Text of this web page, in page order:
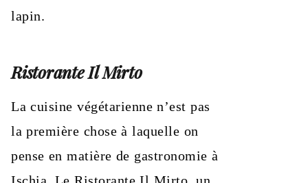
lapin.
Ristorante Il Mirto
La cuisine végétarienne n’est pas
la première chose à laquelle on
pense en matière de gastronomie à